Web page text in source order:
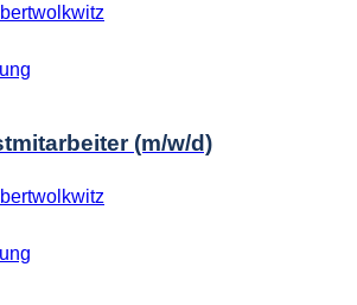
(m/w/d)